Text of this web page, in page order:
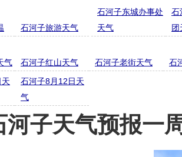
石河子旅游天气
石河子东城办事处
天气
石
团
气 石河子红山天气 石河子老街天气
石
石河子8月12日天
气
河子天气预报一